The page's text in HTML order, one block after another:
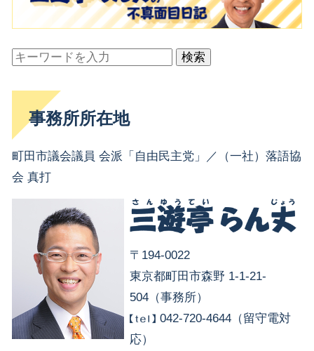
検索
事務所所在地
町田市議会議員 会派「自由民主党」／（一社）落語協
会 真打
〒194-0022
東京都町田市森野 1-1-21-
504（事務所）
042-720-4644（留守電対
応）